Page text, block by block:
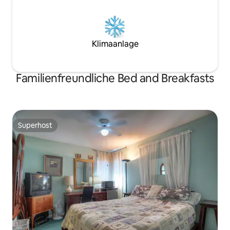
Klimaanlage
Familienfreundliche Bed and Breakfasts
Superhost
Superhost